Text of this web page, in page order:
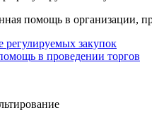
помощь в организации,
регулируемых закупок
в проведении торгов